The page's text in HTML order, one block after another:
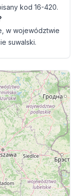
kod 16-420.
w województwie
suwalski.